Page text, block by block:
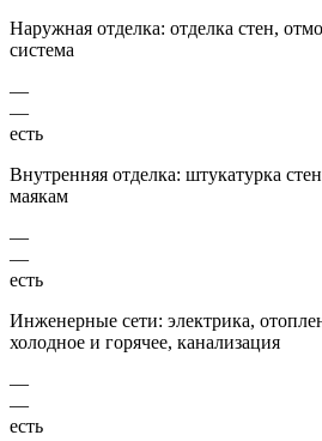
Наружная отделка: отделка стен,
система
—
—
есть
Внутренняя отделка: штукатурка
маякам
—
—
есть
Инженерные сети: электрика,
холодное и горячее, канализация
—
—
есть